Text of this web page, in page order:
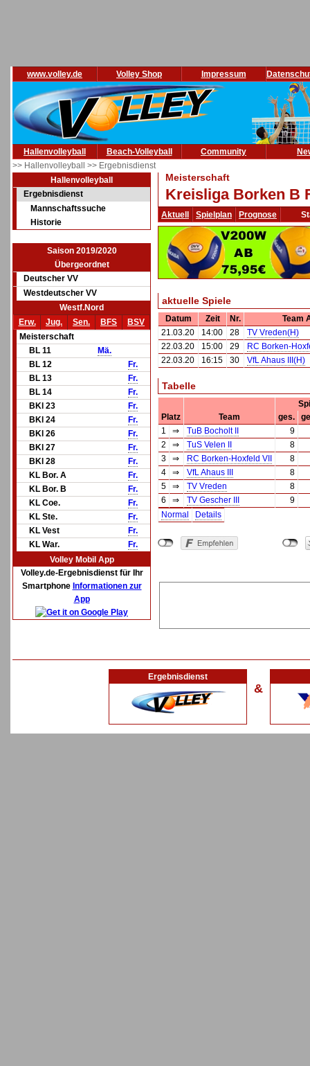
www.volley.de Volley Shop Impressum
Hallenvolleyball Beach-Volleyball Community
>> Hallenvolleyball >> Ergebnisdienst
Hallenvolleyball
Ergebnisdienst
Mannschaftssuche
Historie
Saison 2019/2020
Übergeordnet
Deutscher VV
Westdeutscher VV
Westf.Nord
Erw.
Jug. Sen. BFS
BSV
Meisterschaft
BL 11
Mä.
BL 12
Fr.
BL 13
Fr.
BL 14
Fr.
BKl 23
Fr.
BKl 24
Fr.
BKl 26
Fr.
BKl 27
Fr.
BKl 28
Fr.
KL Bor. A
Fr.
KL Bor. B
Fr.
KL Coe.
Fr.
KL Ste.
Fr.
KL Vest
Fr.
KL War.
Fr.
Volley Mobil App
Volley.de-Ergebnisdienst für Ihr
Smartphone Informationen zur
App
Meisterschaft
Kreisliga Borken B
Aktuell Spielplan Prognose
aktuelle Spiele
Datum Zeit Nr.
Team
21.03.20
14:00 28
TV Vreden(H)
22.03.20
15:00 29
RC Borken-
22.03.20
16:15 30 VfL Ahaus III(H)
Tabelle
Platz
Team ges.
1
⇒ TuB Bocholt II
9
2
⇒ TuS Velen II
8
3
⇒ RC Borken-Hoxfeld VII
8
4
⇒ VfL Ahaus III
8
5
⇒ TV Vreden
8
6
⇒ TV Gescher III
9
Normal
Details
Ergebnisdienst
&